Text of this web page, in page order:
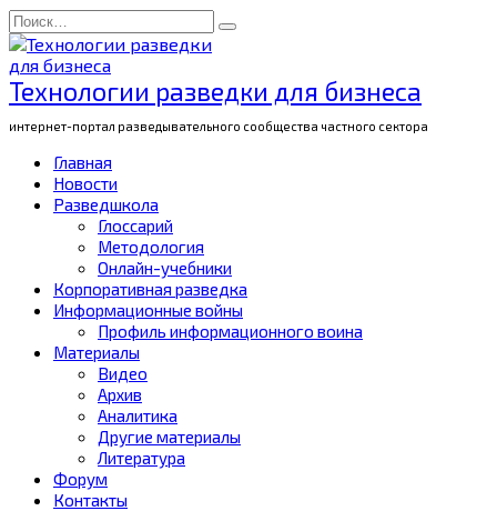
Перейти
к
содержанию
Search
for:
Технологии разведки для бизнеса
интернет-портал разведывательного сообщества частного сектора
Главная
Новости
Разведшкола
Глоссарий
Методология
Онлайн-учебники
Корпоративная разведка
Информационные войны
Профиль информационного воина
Материалы
Видео
Архив
Аналитика
Другие материалы
Литература
Форум
Контакты